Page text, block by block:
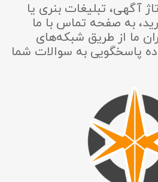
آگهی، تبلیغات بنری یا
به صفحه تماس با ما
ما از طریق شبکه‌های
پاسخگویی به سوالات شما